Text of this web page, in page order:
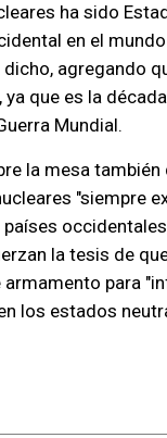
ha sido
en el
dicho, agregando
ya que es la
Mundial.
la mesa también
"siempre
países
la tesis de
para
los estados